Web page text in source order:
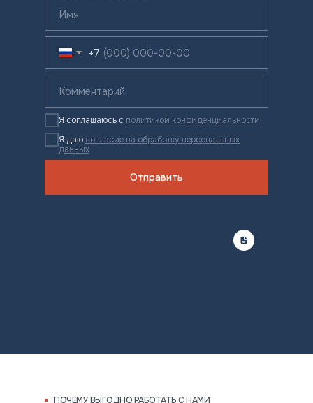
+7
Я соглашаюсь с политикой конфиденциальности
Я даю согласие на обработку персональных
данных
Отправить
ПОЧЕМУ ВЫГОДНО РАБОТАТЬ С НАМИ